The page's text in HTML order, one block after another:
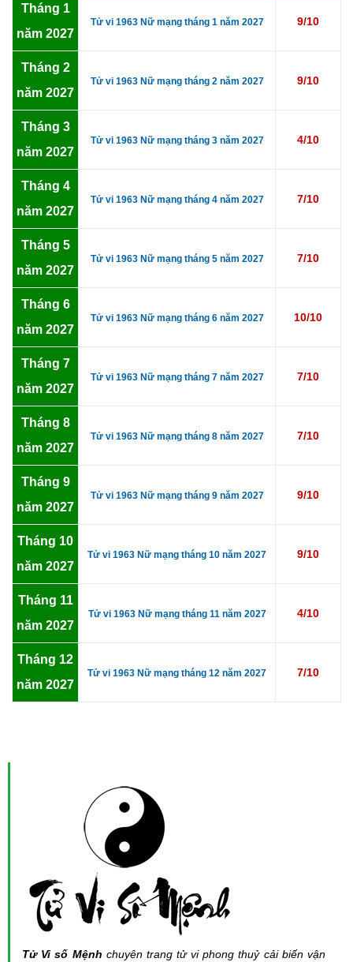
Tháng 1
năm 2027
Tử vi 1963 Nữ mạng tháng 1 năm 2027 9/10
Tháng 2
năm 2027
Tử vi 1963 Nữ mạng tháng 2 năm 2027 9/10
Tháng 3
năm 2027
Tử vi 1963 Nữ mạng tháng 3 năm 2027 4/10
Tháng 4
năm 2027
Tử vi 1963 Nữ mạng tháng 4 năm 2027 7/10
Tháng 5
năm 2027
Tử vi 1963 Nữ mạng tháng 5 năm 2027 7/10
Tháng 6
năm 2027
Tử vi 1963 Nữ mạng tháng 6 năm 2027 10/10
Tháng 7
năm 2027
Tử vi 1963 Nữ mạng tháng 7 năm 2027 7/10
Tháng 8
năm 2027
Tử vi 1963 Nữ mạng tháng 8 năm 2027 7/10
Tháng 9
năm 2027
Tử vi 1963 Nữ mạng tháng 9 năm 2027 9/10
Tháng 10
năm 2027
Tử vi 1963 Nữ mạng tháng 10 năm 2027 9/10
Tháng 11
năm 2027
Tử vi 1963 Nữ mạng tháng 11 năm 2027 4/10
Tháng 12
năm 2027
Tử vi 1963 Nữ mạng tháng 12 năm 2027 7/10
Tử Vi số Mệnh chuyên trang tử vi phong thuỷ cải biến vận